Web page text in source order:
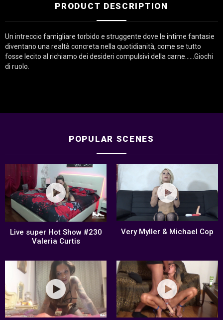
e
s
a
q
t
PRODUCT DESCRIPTION
Un intreccio famigliare torbido e struggente dove le intime fantasie
diventano una realtà concreta nella quotidianità, come se tutto
fosse lecito al richiamo dei desideri compulsivi della carne……Giochi
di ruolo.
POPULAR SCENES
Live super Hot Show #230
Valeria Curtis
Very Myller & Michael Cop